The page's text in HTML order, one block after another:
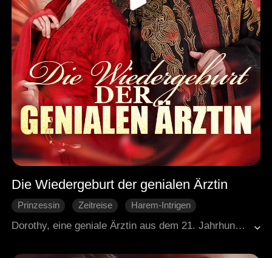
Die Wiedergeburt der genialen Ärztin
Prinzessin Zeitreise
Harem-Intrigen
Historische Liebesgeschichte
Dorothy, eine geniale Ärztin aus dem 21. Jahrhundert, findet sich plötzlich in der Vergangenheit wieder – im Körper einer Frau, die als unattraktiv gilt. Nach dem doppelten Verrat ihres niederträchtigen Verlobten, Kronprinzen Carl, und ihrer intriganten Schwester Kristine, löst sie mutig die Verlobung auf der Stelle. Öffentlich stellt sie die beiden Betrüger bloß und wendet sich anschließend dem mächtigen Neunten Prinzen Ethan zu, den sie heiratet. Gemeinsam schmieden sie ein starkes Bündnis, und schließlich besteigt Ethan den Thron als Kaiser – mit Dorothy an seiner Seite als Kaiserin. Ihr Leben lang bleiben sie einander treu und verbunden.